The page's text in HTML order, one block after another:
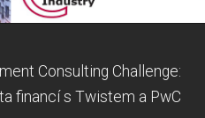
Consulting Challenge:
financí s Twistem a PwC